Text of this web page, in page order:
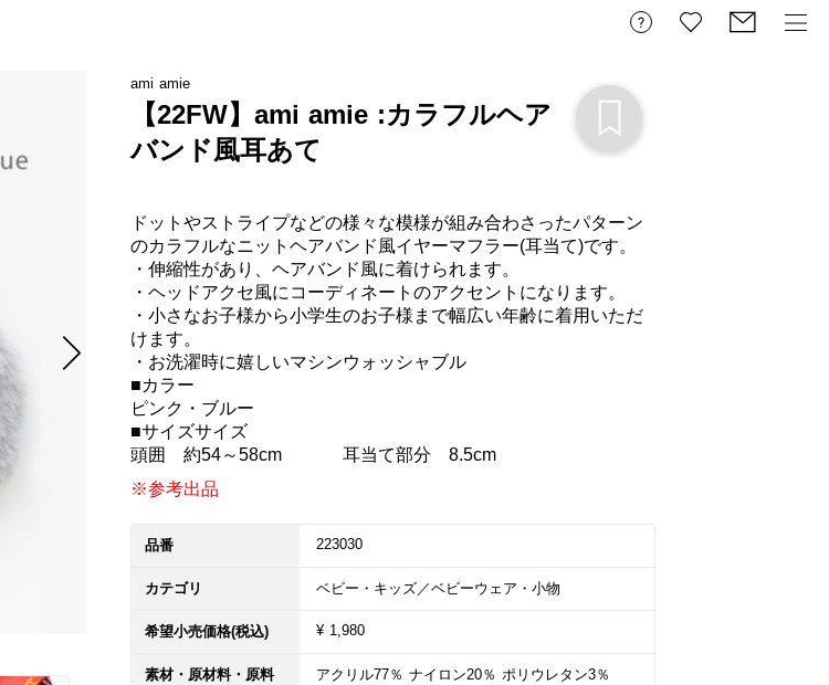
ami amie
【22FW】ami amie :カラフルヘア
バンド風耳あて
ドットやストライプなどの様々な模様が組み合わさったパターン
のカラフルなニットヘアバンド風イヤーマフラー(耳当て)です。
・伸縮性があり、ヘアバンド風に着けられます。
・ヘッドアクセ風にコーディネートのアクセントになります。
・小さなお子様から小学生のお子様まで幅広い年齢に着用いただ
けます。
・お洗濯時に嬉しいマシンウォッシャブル
■カラー
ピンク・ブルー
■サイズサイズ
頭囲　約54～58cm		耳当て部分　8.5cm
※参考出品
品番 223030
カテゴリ ベビー・キッズ／ベビーウェア・小物
希望小売価格(税込) ¥ 1,980
素材・原材料・原料
アクリル77％ ナイロン20％ ポリウレタン3％